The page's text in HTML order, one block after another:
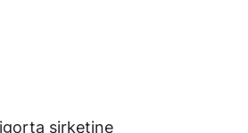
şirketine